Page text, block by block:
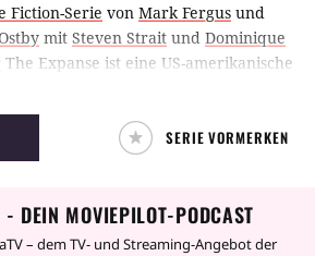
Fiction-Serie von Mark Fergus und
mit Steven Strait und Dominique
The Expanse ist eine US-amerikanische
auf der Romanreihe von James
In einer dystopischen Zukunft trifft
auf der Suche nach vermissten
der Menschheit bedroht.
SERIE VORMERKEN
- DEIN MOVIEPILOT-PODCAST
– dem TV- und Streaming-Angebot der